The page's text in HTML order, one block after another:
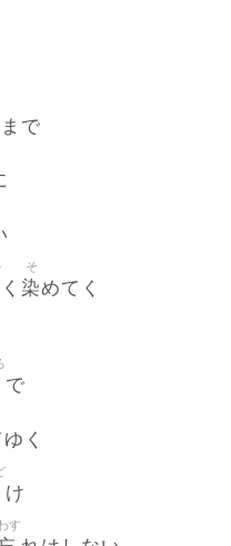
で
く 染
そ
めてく
で
く
け
す